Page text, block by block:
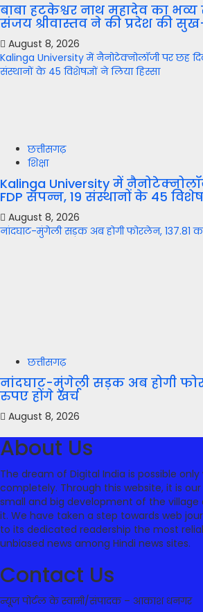
बाबा हटकेश्वर नाथ महादेव का भव्य
संजय श्रीवास्तव ने की प्रदेश की
August 8, 2026
Kalinga University में नैनोटेक्नोलॉजी पर छह
संस्थानों के 45 विशेषज्ञों ने लिया हिस्सा
छत्तीसगढ़
शिक्षा
Kalinga University में
FDP संपन्न, 19 संस्थानों के 45
August 8, 2026
नांदघाट-मुंगेली सड़क अब होगी फोरलेन, 137.81
छत्तीसगढ़
नांदघाट-मुंगेली सड़क अब होगी
रुपए होंगे खर्च
August 8, 2026
About Us
The dream of Digital India is possible
completely. Through this website, it is
small and big development of the
it. We have taken a step towards web
to its dedicated readership the most
unbiased news among Hindi news sites.
Contact Us
न्यूज पोर्टल के स्वामी/संपादक – आकाश धनगर